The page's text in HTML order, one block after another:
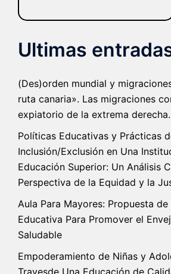
Ultimas
(Des)orden mundial y
ruta canaria». Las migraciones
expiatorio de la extrema derecha.
Políticas Educativas y Prácticas
Inclusión/Exclusión en Una
Educación Superior: Un Análisis
Perspectiva de la Equidad y la
Aula Para Mayores: Propuesta
Educativa Para Promover el
Saludable
Empoderamiento de Niñas y